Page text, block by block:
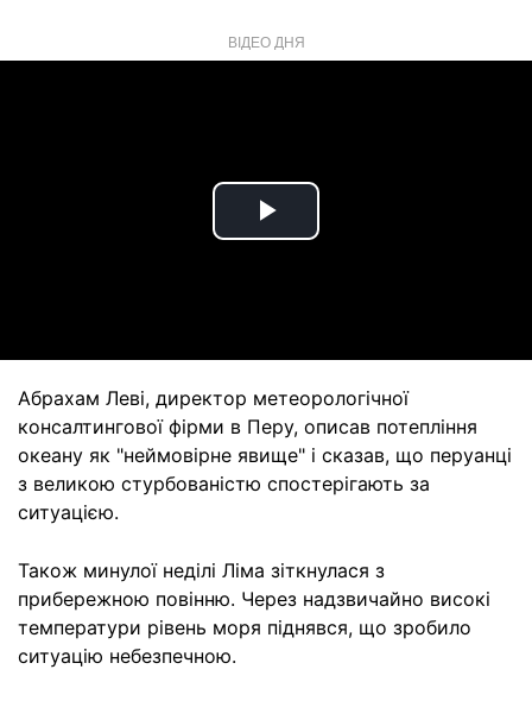
ВІДЕО ДНЯ
Play
Абрахам Леві, директор метеорологічної
консалтингової фірми в Перу, описав потепління
океану як "неймовірне явище" і сказав, що перуанці
з великою стурбованістю спостерігають за
ситуацією.
Також минулої неділі Ліма зіткнулася з
прибережною повінню. Через надзвичайно високі
температури рівень моря піднявся, що зробило
ситуацію небезпечною.